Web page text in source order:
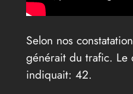
Selon nos
générait du trafic. Le
indiquait: 42.